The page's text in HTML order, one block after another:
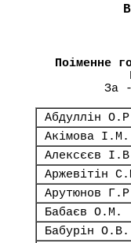
Поіменне
За
Абдуллін
Акімова І.М.
Алексєєв
Аржевітін
Арутюнов
Бабаєв О.М.
Бабурін О.В.